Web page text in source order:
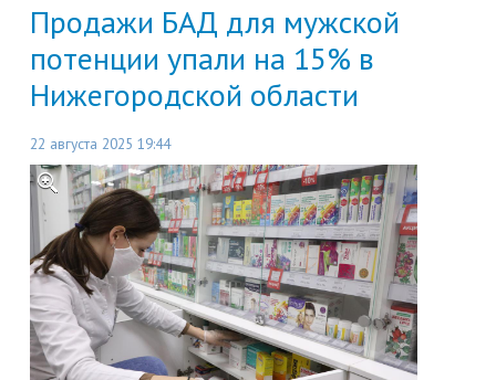
Продажи БАД для мужской
потенции упали на 15% в
Нижегородской области
22 августа 2025 19:44